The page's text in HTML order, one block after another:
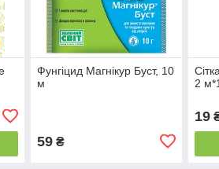
Фунгіцид Магнікур Буст, 10
м
59₴
2
19